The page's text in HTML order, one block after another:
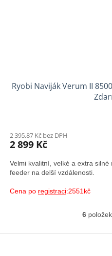
Ryobi Naviják Verum II
2 395,87 Kč bez DPH
2 899 Kč
Velmi kvalitní, velké a extra
feeder na delší vzdálenosti.
Cena po registraci:2551kč
l
6
Z